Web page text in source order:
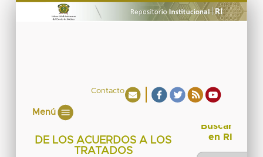
Contacto
Menú
DE LOS ACUERDOS A LOS
TRATADOS
Buscar
en RI